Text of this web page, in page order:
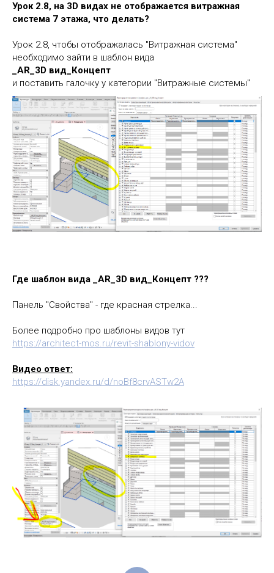
Урок 2.8, на 3D видах не отображается витражная
система 7 этажа, что делать?
Урок 2.8, чтобы отображалась "Витражная система"
необходимо зайти в шаблон вида
_AR_3D вид_Концепт
и поставить галочку у категории "Витражные системы"
Где шаблон вида _AR_3D вид_Концепт ???
Панель "Свойства" - где красная стрелка...
Более подробно про шаблоны видов тут
https://architect-mos.ru/revit-shablony-vidov
Видео ответ:
https://disk.yandex.ru/d/noBf8crvASTw2A